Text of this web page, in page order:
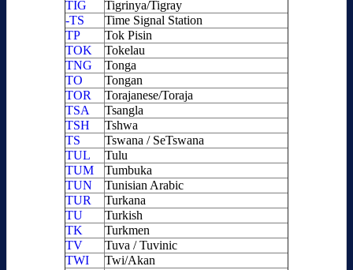
TIG
Tigrinya/Tigray
-TS
Time Signal Station
TP
Tok Pisin
TOK
Tokelau
TNG
Tonga
TO
Tongan
TOR
Torajanese/Toraja
TSA
Tsangla
TSH
Tshwa
TS
Tswana / SeTswana
TUL
Tulu
TUM
Tumbuka
TUN
Tunisian Arabic
TUR
Turkana
TU
Turkish
TK
Turkmen
TV
Tuva / Tuvinic
TWI
Twi/Akan